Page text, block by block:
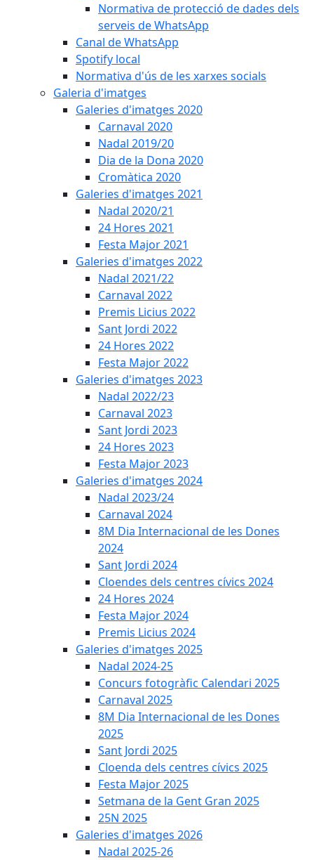
Normativa de protecció de dades dels
serveis de WhatsApp
Canal de WhatsApp
Spotify local
Normativa d'ús de les xarxes socials
Galeria d'imatges
Galeries d'imatges 2020
Carnaval 2020
Nadal 2019/20
Dia de la Dona 2020
Cromàtica 2020
Galeries d'imatges 2021
Nadal 2020/21
24 Hores 2021
Festa Major 2021
Galeries d'imatges 2022
Nadal 2021/22
Carnaval 2022
Premis Licius 2022
Sant Jordi 2022
24 Hores 2022
Festa Major 2022
Galeries d'imatges 2023
Nadal 2022/23
Carnaval 2023
Sant Jordi 2023
24 Hores 2023
Festa Major 2023
Galeries d'imatges 2024
Nadal 2023/24
Carnaval 2024
8M Dia Internacional de les Dones
2024
Sant Jordi 2024
Cloendes dels centres cívics 2024
24 Hores 2024
Festa Major 2024
Premis Licius 2024
Galeries d'imatges 2025
Nadal 2024-25
Concurs fotogràfic Calendari 2025
Carnaval 2025
8M Dia Internacional de les Dones
2025
Sant Jordi 2025
Cloenda dels centres cívics 2025
Festa Major 2025
Setmana de la Gent Gran 2025
25N 2025
Galeries d'imatges 2026
Nadal 2025-26